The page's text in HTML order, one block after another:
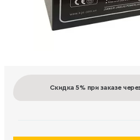
Скидка 5% при заказе